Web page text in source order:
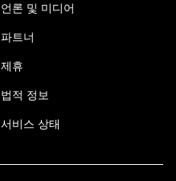
언론 및 미디어
파트너
제휴
법적 정보
서비스 상태